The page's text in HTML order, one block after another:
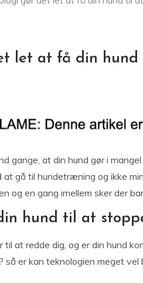
let at få din
gange, at din hund gør i
at gå til hundetræning og ikke
og en gang imellem sker der
hund til at
til at redde dig, og er din hund
er kan teknologien meget vel